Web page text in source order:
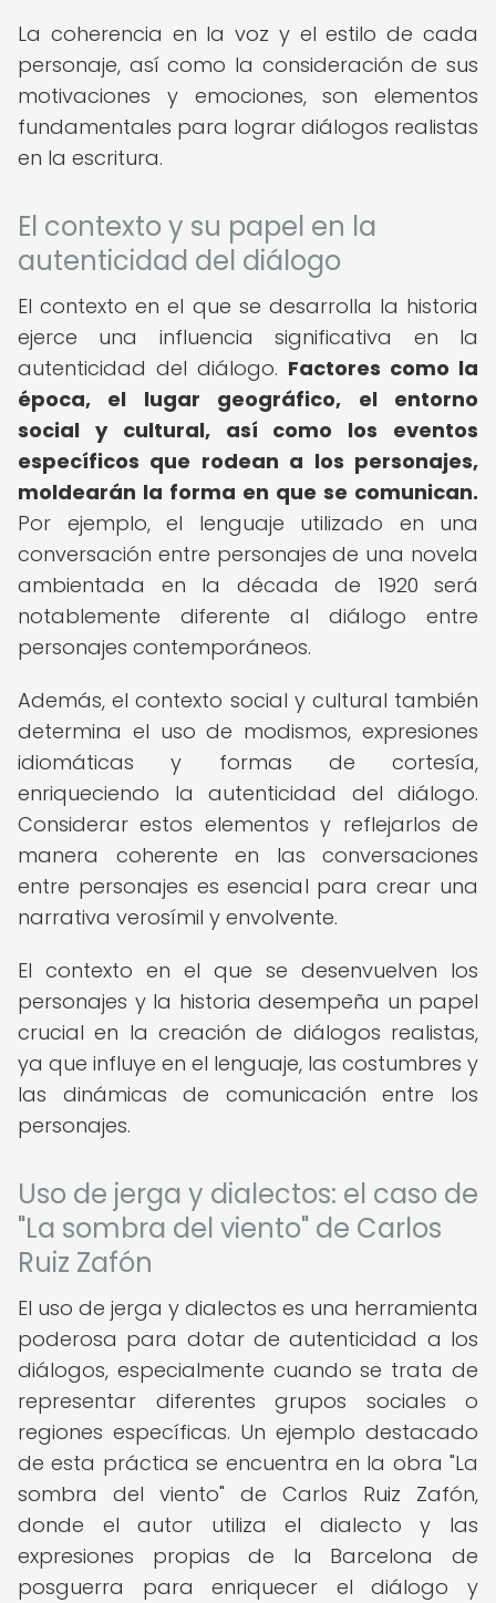
La coherencia en la voz y el estilo de cada
personaje, así como la consideración de sus
motivaciones y emociones, son elementos
fundamentales para lograr diálogos realistas
en la escritura.
El contexto y su papel en la
autenticidad del diálogo
El contexto en el que se desarrolla la historia
ejerce una influencia significativa en la
autenticidad del diálogo. Factores como la
época, el lugar geográfico, el entorno
social y cultural, así como los eventos
específicos que rodean a los personajes,
moldearán la forma en que se comunican.
Por ejemplo, el lenguaje utilizado en una
conversación entre personajes de una novela
ambientada en la década de 1920 será
notablemente diferente al diálogo entre
personajes contemporáneos.
Además, el contexto social y cultural también
determina el uso de modismos, expresiones
idiomáticas y formas de cortesía,
enriqueciendo la autenticidad del diálogo.
Considerar estos elementos y reflejarlos de
manera coherente en las conversaciones
entre personajes es esencial para crear una
narrativa verosímil y envolvente.
El contexto en el que se desenvuelven los
personajes y la historia desempeña un papel
crucial en la creación de diálogos realistas,
ya que influye en el lenguaje, las costumbres y
las dinámicas de comunicación entre los
personajes.
Uso de jerga y dialectos: el caso de
"La sombra del viento" de Carlos
Ruiz Zafón
El uso de jerga y dialectos es una herramienta
poderosa para dotar de autenticidad a los
diálogos, especialmente cuando se trata de
representar diferentes grupos sociales o
regiones específicas. Un ejemplo destacado
de esta práctica se encuentra en la obra "La
sombra del viento" de Carlos Ruiz Zafón,
donde el autor utiliza el dialecto y las
expresiones propias de la Barcelona de
posguerra para enriquecer el diálogo y